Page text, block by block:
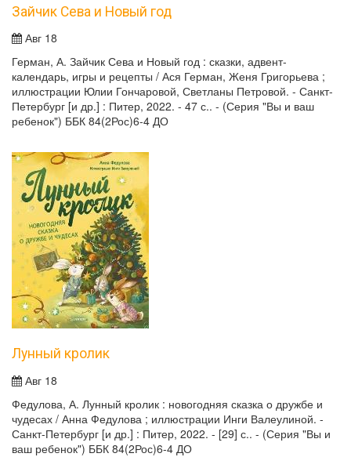
Зайчик Сева и Новый год
Авг 18
Герман, А. Зайчик Сева и Новый год : сказки, адвент-
календарь, игры и рецепты / Ася Герман, Женя Григорьева ;
иллюстрации Юлии Гончаровой, Светланы Петровой. - Санкт-
Петербург [и др.] : Питер, 2022. - 47 с.. - (Серия "Вы и ваш
ребенок") ББК 84(2Рос)6-4 ДО
Лунный кролик
Авг 18
Федулова, А. Лунный кролик : новогодняя сказка о дружбе и
чудесах / Анна Федулова ; иллюстрации Инги Валеулиной. -
Санкт-Петербург [и др.] : Питер, 2022. - [29] с.. - (Серия "Вы и
ваш ребенок") ББК 84(2Рос)6-4 ДО